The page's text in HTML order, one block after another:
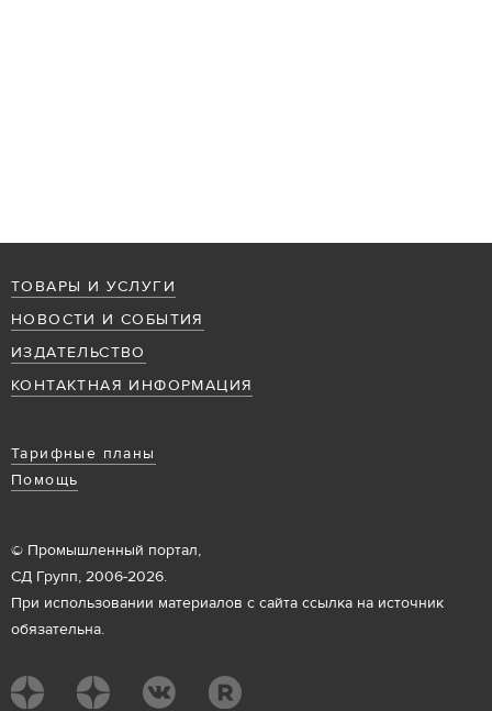
ТОВАРЫ И УСЛУГИ
НОВОСТИ И СОБЫТИЯ
ИЗДАТЕЛЬСТВО
КОНТАКТНАЯ ИНФОРМАЦИЯ
Тарифные планы
Помощь
© Промышленный портал,
СД Групп, 2006-2026.
При использовании материалов с сайта ссылка на источник
обязательна.